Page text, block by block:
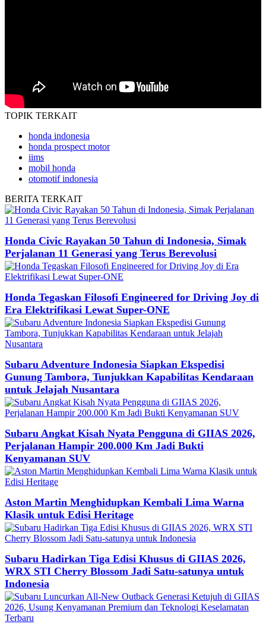
TOPIK TERKAIT
honda indonesia
honda prospect motor
iims
mobil honda
otomotif indonesia
BERITA TERKAIT
Honda Civic Rayakan 50 Tahun di Indonesia, Simak
Perjalanan 11 Generasi yang Terus Berevolusi
Honda Tegaskan Filosofi Engineered for Driving Joy di
Era Elektrifikasi Lewat Super-ONE
Subaru Adventure Indonesia Siapkan Ekspedisi
Gunung Tambora, Tunjukkan Kapabilitas Kendaraan
untuk Jelajah Nusantara
Subaru Angkat Kisah Nyata Pengguna di GIIAS 2026,
Perjalanan Hampir 200.000 Km Jadi Bukti
Kenyamanan SUV
Aston Martin Menghidupkan Kembali Lima Warna
Klasik untuk Edisi Heritage
Subaru Hadirkan Tiga Edisi Khusus di GIIAS 2026,
WRX STI Cherry Blossom Jadi Satu-satunya untuk
Indonesia